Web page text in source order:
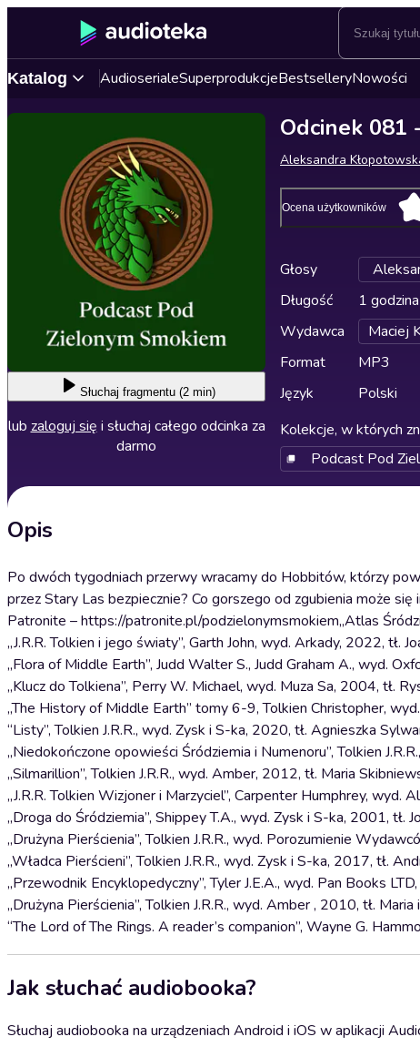
Katalog AudioserialeSuperprodukcjeBestselleryNowości
Słuchaj fragmentu (2 min)
lub zaloguj się i słuchaj całego odcinka za
darmo
Odcinek 081
Aleksandra
Ocena użytkowników
Głosy
Długość
1
Wydawca
Maciej
Format
MP3
Język
Polski
Kolekcje, w których
Podcast Pod
Opis
Po dwóch tygodniach przerwy wracamy do Hobbitów, którzy
przez Stary Las bezpiecznie? Co gorszego od zgubienia może
Patronite – https://patronite.pl/podzielonymsmokiem„Atlas
„J.R.R. Tolkien i jego światy”, Garth John, wyd. Arkady, 2022, tł.
„Flora of Middle Earth”, Judd Walter S., Judd Graham A., wyd.
„Klucz do Tolkiena”, Perry W. Michael, wyd. Muza Sa, 2004, tł.
„The History of Middle Earth” tomy 6-9, Tolkien Christopher,
“Listy”, Tolkien J.R.R., wyd. Zysk i S-ka, 2020, tł. Agnieszka
„Niedokończone opowieści Śródziemia i Numenoru”, Tolkien
„Silmarillion”, Tolkien J.R.R., wyd. Amber, 2012, tł. Maria
„J.R.R. Tolkien Wizjoner i Marzyciel”, Carpenter Humphrey,
„Droga do Śródziemia”, Shippey T.A., wyd. Zysk i S-ka, 2001, tł.
„Drużyna Pierścienia”, Tolkien J.R.R., wyd. Porozumienie
„Władca Pierścieni”, Tolkien J.R.R., wyd. Zysk i S-ka, 2017, tł.
„Przewodnik Encyklopedyczny”, Tyler J.E.A., wyd. Pan Books
„Drużyna Pierścienia”, Tolkien J.R.R., wyd. Amber , 2010, tł. Maria
“The Lord of The Rings. A reader’s companion”, Wayne G.
Jak słuchać audiobooka?
Słuchaj audiobooka na urządzeniach Android i iOS w aplikacji